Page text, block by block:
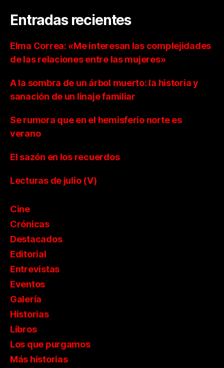
Entradas recientes
Elma Correa: «Me interesan las complejidades
de las relaciones entre las mujeres»
A la sombra de un árbol muerto: la historia y
sanación de un linaje familiar
Se rumora que en el hemisferio norte es
verano
El sazón en los recuerdos
Lecturas de julio (V)
Cine
Crónicas
Destacados
Editorial
Entrevistas
Eventos
Galería
Historias
Libros
Los que purgamos
Más historias